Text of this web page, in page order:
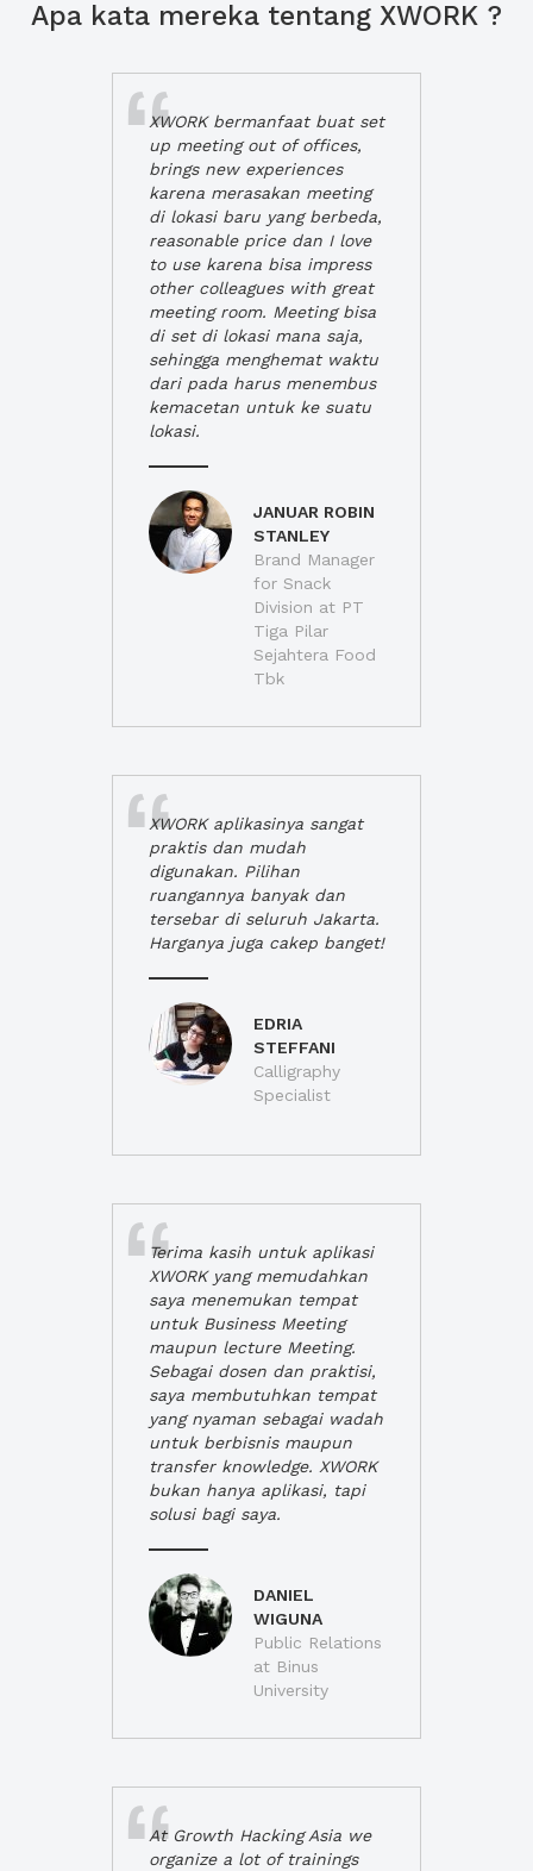
Apa kata mereka tentang XWORK ?
XWORK bermanfaat buat set
up meeting out of offices,
brings new experiences
karena merasakan meeting
di lokasi baru yang berbeda,
reasonable price dan I love
to use karena bisa impress
other colleagues with great
meeting room. Meeting bisa
di set di lokasi mana saja,
sehingga menghemat waktu
dari pada harus menembus
kemacetan untuk ke suatu
lokasi.
JANUAR ROBIN
STANLEY
Brand Manager
for Snack
Division at PT
Tiga Pilar
Sejahtera Food
Tbk
XWORK aplikasinya sangat
praktis dan mudah
digunakan. Pilihan
ruangannya banyak dan
tersebar di seluruh Jakarta.
Harganya juga cakep banget!
EDRIA
STEFFANI
Calligraphy
Specialist
Terima kasih untuk aplikasi
XWORK yang memudahkan
saya menemukan tempat
untuk Business Meeting
maupun lecture Meeting.
Sebagai dosen dan praktisi,
saya membutuhkan tempat
yang nyaman sebagai wadah
untuk berbisnis maupun
transfer knowledge. XWORK
bukan hanya aplikasi, tapi
solusi bagi saya.
DANIEL
WIGUNA
Public Relations
at Binus
University
At Growth Hacking Asia we
organize a lot of trainings